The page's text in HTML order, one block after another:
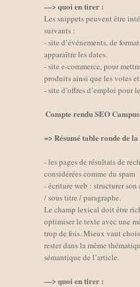
—> quoi en tirer :
Les snippets peuvent être
suivants :
- site d’événements, de
apparaître les dates.
- site e-commerce, pour
produits ainsi que les votes
- site d’offres d’emploi pour
Compte rendu SEO
=> Résumé table ronde de
- les pages de résultats de
considérées comme du spam
- écriture web : structurer
/ sous titre / paragraphe.
Le champ lexical doit être
optimiser le texte avec une
trop de fois. Mieux vaut
rester dans la même
sémantique de l’article.
—> quoi en tirer :